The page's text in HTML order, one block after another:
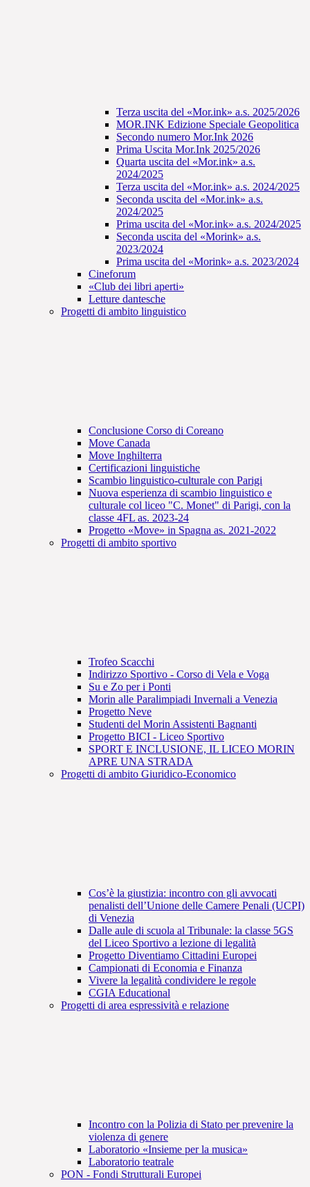
Terza uscita del «Mor.ink» a.s. 2025/2026
MOR.INK Edizione Speciale Geopolitica
Secondo numero Mor.Ink 2026
Prima Uscita Mor.Ink 2025/2026
Quarta uscita del «Mor.ink» a.s.
2024/2025
Terza uscita del «Mor.ink» a.s. 2024/2025
Seconda uscita del «Mor.ink» a.s.
2024/2025
Prima uscita del «Mor.ink» a.s. 2024/2025
Seconda uscita del «Morink» a.s.
2023/2024
Prima uscita del «Morink» a.s. 2023/2024
Cineforum
«Club dei libri aperti»
Letture dantesche
Progetti di ambito linguistico
Conclusione Corso di Coreano
Move Canada
Move Inghilterra
Certificazioni linguistiche
Scambio linguistico-culturale con Parigi
Nuova esperienza di scambio linguistico e
culturale col liceo "C. Monet" di Parigi, con la
classe 4FL as. 2023-24
Progetto «Move» in Spagna as. 2021-2022
Progetti di ambito sportivo
Trofeo Scacchi
Indirizzo Sportivo - Corso di Vela e Voga
Su e Zo per i Ponti
Morin alle Paralimpiadi Invernali a Venezia
Progetto Neve
Studenti del Morin Assistenti Bagnanti
Progetto BICI - Liceo Sportivo
SPORT E INCLUSIONE, IL LICEO MORIN
APRE UNA STRADA
Progetti di ambito Giuridico-Economico
Cos’è la giustizia: incontro con gli avvocati
penalisti dell’Unione delle Camere Penali (UCPI)
di Venezia
Dalle aule di scuola al Tribunale: la classe 5GS
del Liceo Sportivo a lezione di legalità
Progetto Diventiamo Cittadini Europei
Campionati di Economia e Finanza
Vivere la legalità condividere le regole
CGIA Educational
Progetti di area espressività e relazione
Incontro con la Polizia di Stato per prevenire la
violenza di genere
Laboratorio «Insieme per la musica»
Laboratorio teatrale
PON - Fondi Strutturali Europei